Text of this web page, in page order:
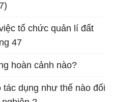
tổ chức quản lí đất
47
hoàn cảnh nào?
tác dụng như thế nào đối